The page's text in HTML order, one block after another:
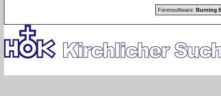
Forensoftware: Burning